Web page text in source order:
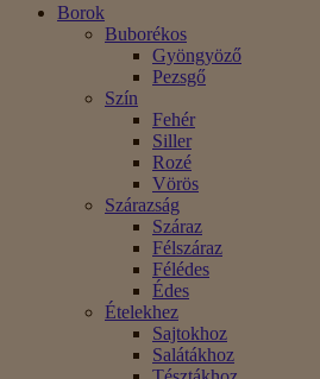
Borok
Buborékos
Gyöngyöző
Pezsgő
Szín
Fehér
Siller
Rozé
Vörös
Szárazság
Száraz
Félszáraz
Félédes
Édes
Ételekhez
Sajtokhoz
Salátákhoz